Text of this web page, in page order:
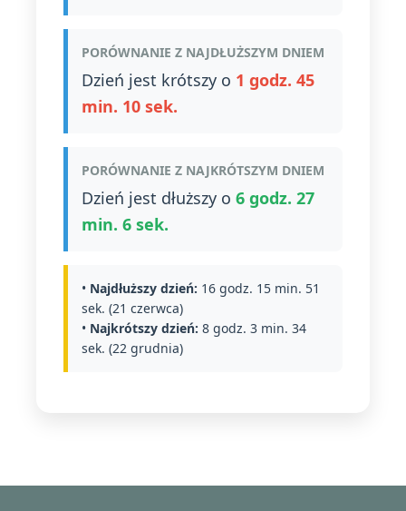
PORÓWNANIE Z NAJDŁUŻSZYM DNIEM
Dzień jest krótszy o 1 godz. 45
min. 10 sek.
PORÓWNANIE Z NAJKRÓTSZYM DNIEM
Dzień jest dłuższy o 6 godz. 27
min. 6 sek.
• Najdłuższy dzień: 16 godz. 15 min. 51
sek. (21 czerwca)
• Najkrótszy dzień: 8 godz. 3 min. 34
sek. (22 grudnia)